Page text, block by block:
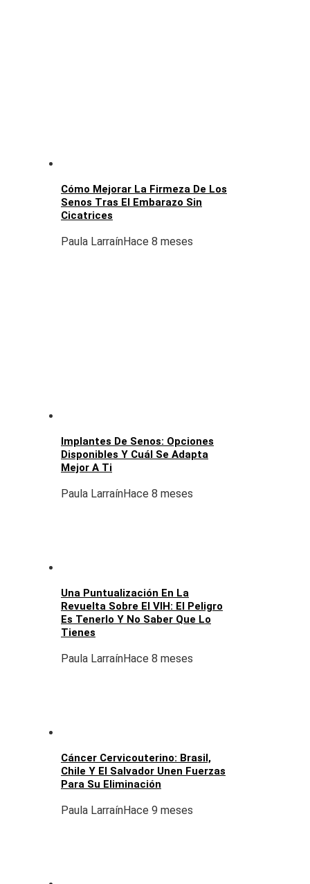
Cómo Mejorar La Firmeza De Los
Senos Tras El Embarazo Sin
Cicatrices
Paula LarraínHace 8 meses
Implantes De Senos: Opciones
Disponibles Y Cuál Se Adapta
Mejor A Ti
Paula LarraínHace 8 meses
Una Puntualización En La
Revuelta Sobre El VIH: El Peligro
Es Tenerlo Y No Saber Que Lo
Tienes
Paula LarraínHace 8 meses
Cáncer Cervicouterino: Brasil,
Chile Y El Salvador Unen Fuerzas
Para Su Eliminación
Paula LarraínHace 9 meses